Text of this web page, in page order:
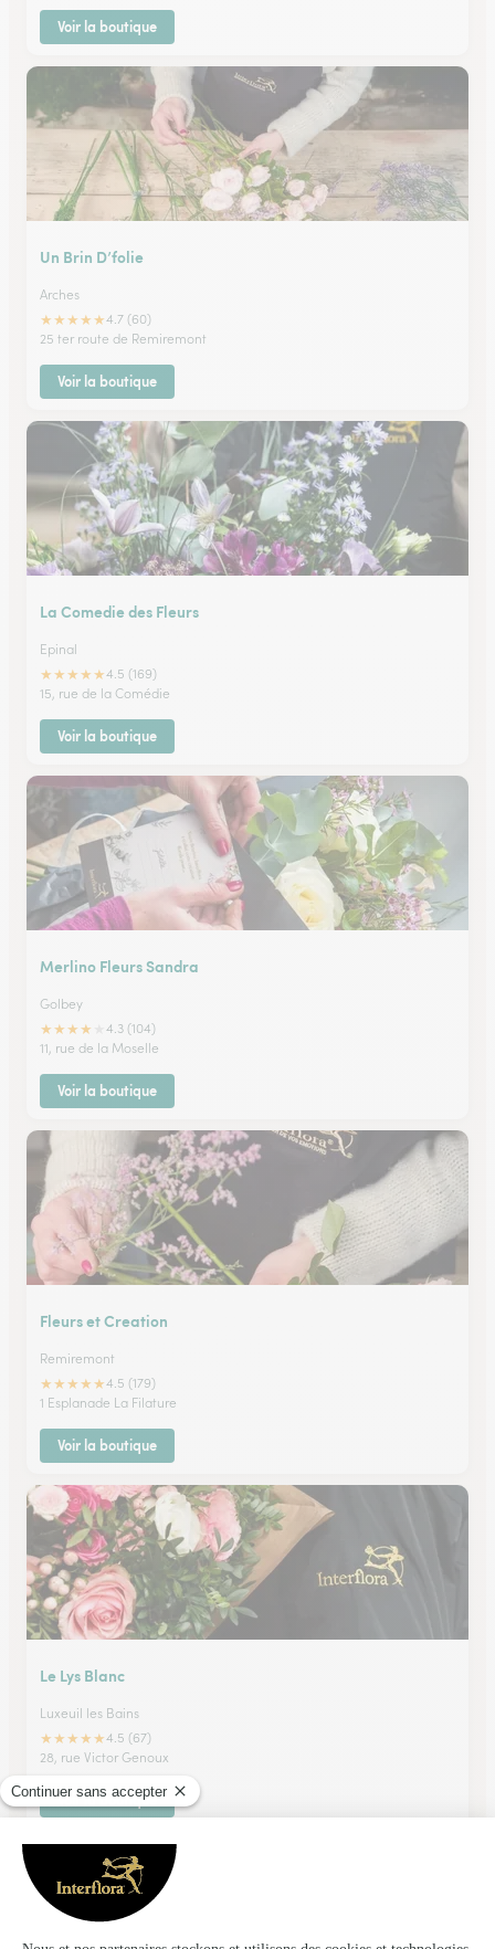
Voir la boutique
Un Brin D’folie
Arches
★★★★★4.7 (60)
25 ter route de Remiremont
Voir la boutique
La Comedie des Fleurs
Epinal
★★★★★4.5 (169)
15, rue de la Comédie
Voir la boutique
Merlino Fleurs Sandra
Golbey
★★★★
4.3 (104)
11, rue de la Moselle
Voir la boutique
Fleurs et Creation
Remiremont
★★★★★4.5 (179)
1 Esplanade La Filature
Voir la boutique
Le Lys Blanc
Luxeuil les Bains
★★★★★4.5 (67)
28, rue Victor Genoux
Voir la boutique